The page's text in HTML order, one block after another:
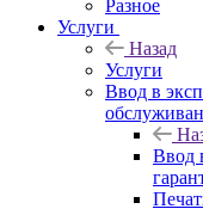
Разное
Услуги
Назад
Услуги
Ввод в
Ввод